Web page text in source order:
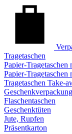
Tragetaschen
Papier-
Papier-Tragetaschen
Tragetaschen Take-
Flaschentaschen
Geschenktüten
Jute, Rupfen
Präsentkarton